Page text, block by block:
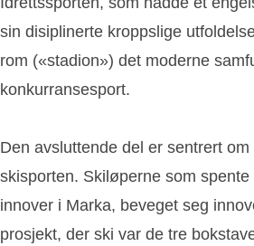
sin disiplinerte kroppslige
rom («stadion») det moderne
konkurransesport.
Den avsluttende del er sentrert
skisporten. Skiløperne som
innover i Marka, beveget seg
prosjekt, der ski var de tre